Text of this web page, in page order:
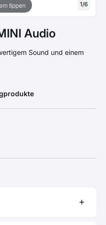
tippen 1/6
Audio
Sound und einem